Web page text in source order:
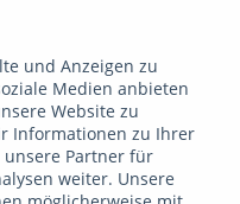
20 Jahren, stehen wir
– mit klarem Fokus
Betreuung, die sich an
Kunden orientiert. Ein
bieten wir unsere
und…
und Anzeigen zu
Medien anbieten
Website zu
Informationen zu Ihrer
Partner für
weiter. Unsere